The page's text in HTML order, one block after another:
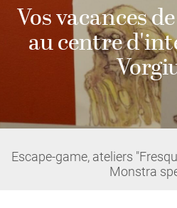
Vos vacances
au centre
Escape-game, ateliers
Monstra